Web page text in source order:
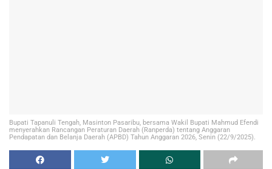
Bupati Tapanuli Tengah, Masinton Pasaribu, bersama Wakil Bupati Mahmud Efendi
menyerahkan Rancangan Peraturan Daerah (Ranperda) tentang Anggaran
Pendapatan dan Belanja Daerah (APBD) Tahun Anggaran 2026, Senin (22/9/2025).